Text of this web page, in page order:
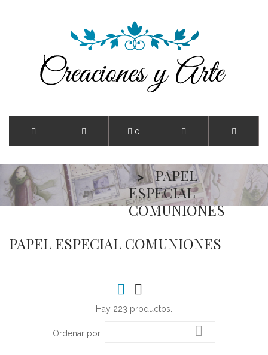
0
PAPEL
ESPECIAL
COMUNIONES
PAPEL ESPECIAL COMUNIONES
Hay 223 productos.
Ordenar por: 